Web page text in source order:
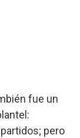
fue un
pero